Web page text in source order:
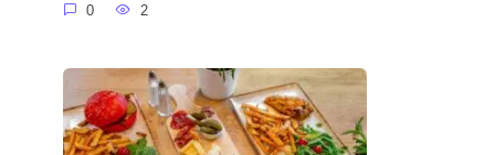
0 2